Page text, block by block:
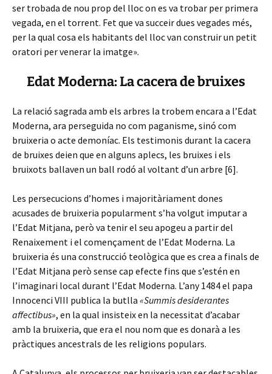
ser trobada de nou prop del lloc on es va trobar per primera
vegada, en el torrent. Fet que va succeir dues vegades més,
per la qual cosa els habitants del lloc van construir un petit
oratori per venerar la imatge».
Edat Moderna: La cacera de bruixes
La relació sagrada amb els arbres la trobem encara a l’Edat
Moderna, ara perseguida no com paganisme, sinó com
bruixeria o acte demoníac. Els testimonis durant la cacera
de bruixes deien que en alguns aplecs, les bruixes i els
bruixots ballaven un ball rodó al voltant d’un arbre [6].
Les persecucions d’homes i majoritàriament dones
acusades de bruixeria popularment s’ha volgut imputar a
l’Edat Mitjana, però va tenir el seu apogeu a partir del
Renaixement i el començament de l’Edat Moderna. La
bruixeria és una construcció teològica que es crea a finals de
l’Edat Mitjana però sense cap efecte fins que s’estén en
l’imaginari local durant l’Edat Moderna. L’any 1484 el papa
Innocenci VIII publica la butlla «Summis desiderantes
affectibus», en la qual insisteix en la necessitat d’acabar
amb la bruixeria, que era el nou nom que es donarà a les
pràctiques ancestrals de les religions populars.